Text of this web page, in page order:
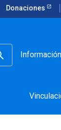
Donaciones
UC